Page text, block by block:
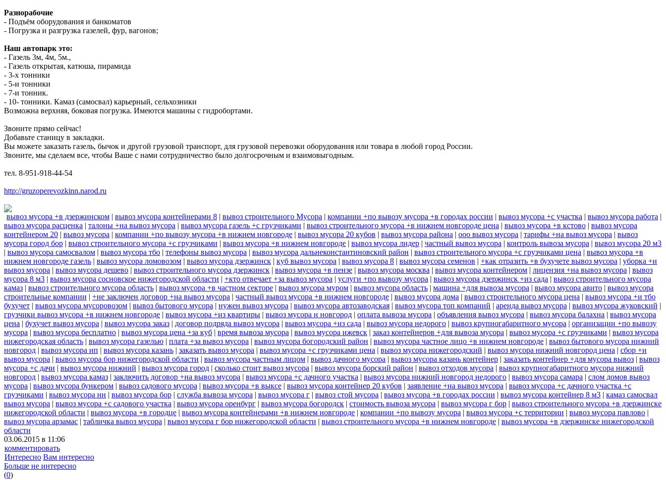
Разнорабочие
- Подъём оборудования и банкоматов
- Погрузка и разгрузка газелей, фур, вагонов;
Наш автопарк это:
- Газель 3м, 4м, 5м.,
- Газель открытая, катюша, пирамида
- 3-х тонники
- 5-и тонники
- 7-и тонник.
- 10- тонники. Камаз (самосвал) карьерный, сельхозники
Возможна верхняя, боковая погрузка. Имеются машины с гидробортами.
Звоните прямо сейчас!
Добавьте станицу в закладки.
Вы можете заказать газель, бычок и другой грузовой транспорт, для грузовой перевозки оборудования или товара в любой город России.
Звоните, мы сделаем все, чтобы Ваше с нами сотрудничество было долгосрочным и взаимовыгодным.
тел. 8-951-918-44-54
http://gruzoperevozkinn.narod.ru
вывоз мусора +в дзержинском | вывоз мусора контейнерами 8 | вывоз строительного Мусора | компании +по вывозу мусора +в городах россии | вывоз мусора +с участка | вывоз мусора работа |
вывоз мусора расценка | талоны +на вывоз мусора | вывоз мусора газель +с грузчиками | вывоз строительного мусора +в нижнем новгороде цена | вывоз мусора +в кстово | вывоз мусора
контейнером 20 | вывоз мусора | компании +по вывозу мусора +в нижнем новгороде | вывоз мусора 20 кубов | вывоз мусора района | ооо вывоз мусора | тарифы +на вывоз мусора | вывоз
мусора город бор | вывоз строительного мусора +с грузчиками | вывоз мусора +в нижнем новгороде | вывоз мусора лидер | частный вывоз мусора | контроль вывоза мусора | вывоз мусора 20 м3
| вывоз мусора самосвалом | вывоз мусора тбо | телефоны вывоз мусора | вывоз мусора дальнеконстантиновский район | вывоз строительного мусора +с грузчиками цена | вывоз мусора +в
нижнем новгороде газель | вывоз мусора ломовозом | вывоз мусора дзержинск | куб вывоз мусора | вывоз мусора 8 | вывоз мусора семенов | +как отразить +в бухучете вывоз мусора | уборка +и
вывоз мусора | вывоз мусора дешево | вывоз строительного мусора дзержинск | вывоз мусора +в пензе | вывоз мусора москва | вывоз мусора контейнером | лицензия +на вывоз мусора | вывоз
мусора 8 м3 | вывоз мусора сосновское нижегородской области | +кто отвечает +за вывоз мусора | услуги +по вывозу мусора | вывоз мусора дзержинск +из сада | вывоз строительного мусора
камаз | вывоз строительного мусора область | вывоз мусора +в частном секторе | вывоз мусора муром | вывоз мусора область | машина +для вывоза мусора | вывоз мусора авито | вывоз мусора
строительные компании | +не заключен договор +на вывоз мусора | частный вывоз мусора +в нижнем новгороде | вывоз мусора дома | вывоз строительного мусора цена | вывоз мусора +и тбо
бухучет | вывоз мусора мусоровозом | вывоз бытового мусора | нужен вывоз мусора | вывоз мусора автозаводская | вывоз мусора топ компаний | аренда вывоз мусора | вывоз мусора жуковский |
грузчики вывоз мусора +в нижнем новгороде | вывоз мусора +из квартиры | вывоз мусора н новгород | оплата вывоза мусора | объявления вывоз мусора | вывоз мусора балахна | вывоз мусора
цена | бухучет вывоз мусора | вывоз мусора заказ | договор подряда вывоз мусора | вывоз мусора +из сада | вывоз мусора недорого | вывоз крупногабаритного мусора | организации +по вывозу
мусора | вывоз мусора бесплатно | вывоз мусора цена +за куб | время вывоза мусора | вывоз мусора ижевск | заказ контейнеров +для вывоза мусора | вывоз мусора +с грузчиками | вывоз мусора
нижегородская область | вывоз мусора газелью | плата +за вывоз мусора | вывоз мусора богородский район | вывоз мусора частное лицо +в нижнем новгороде | вывоз бытового мусора нижний
новгород | вывоз мусора ип | вывоз мусора казань | заказать вывоз мусора | вывоз мусора +с грузчиками цена | вывоз мусора нижегородский | вывоз мусора нижний новгород цена | сбор +и
вывоз мусора | вывоз мусора бор нижегородской области | вывоз мусора частным лицом | вывоз дачного мусора | вывоз мусора казань контейнер | заказать контейнер +для мусора вывоз | вывоз
мусора +с дачи | вывоз мусора нижний | вывоз мусора город | сколько стоит вывоз мусора | вывоз мусора борский район | вывоз отходов мусора | вывоз крупногабаритного мусора нижний
новгород | вывоз мусора камаз | заключить договор +на вывоз мусора | вывоз мусора +с дачного участка | вывоз мусора нижний новгород недорого | вывоз мусора самара | слом домов вывоз
мусора | вывоз мусора бункером | вывоз садового мусора | вывоз мусора +в выксе | вывоз мусора контейнер 20 кубов | заявление +на вывоз мусора | вывоз мусора +с дачного участка +с
грузчиками | вывоз мусора нн | вывоз мусора бор | служба вывоза мусора | вывоз мусора г | вывоз стой мусора | вывоз мусора +в городах россии | вывоз мусора контейнер 8 м3 | камаз самосвал
вывоз мусора | вывоз мусора +с садового участка | вывоз мусора оренбург | вывоз мусора богородск | стоимость вывоза мусора | вывоз мусора г бор | вывоз строительного мусора +в дзержинске
нижегородской области | вывоз мусора +в городце | вывоз мусора контейнерами +в нижнем новгороде | компании +по вывозу мусора | вывоз мусора +с территории | вывоз мусора павлово |
вывоз мусора арзамас | табличка вывоз мусора | вывоз мусора г бор нижегородской области | вывоз строительного мусора +в нижнем новгороде | вывоз мусора +в дзержинске нижегородской
области
03.06.2015 в 11:06
комментировать
Интересно Вам интересно
Больше не интересно
(0)